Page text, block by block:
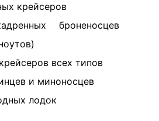
крейсеров
броненосцев
всех типов
и миноносцев
лодок